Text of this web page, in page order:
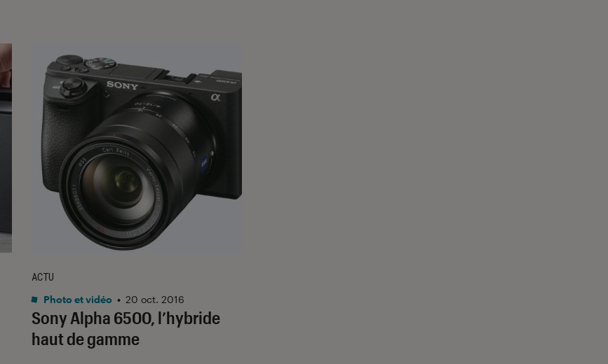
Sony Alpha 6500, l’hybride
haut de gamme
ACTU
Photo et vidéo • 20 oct. 2016